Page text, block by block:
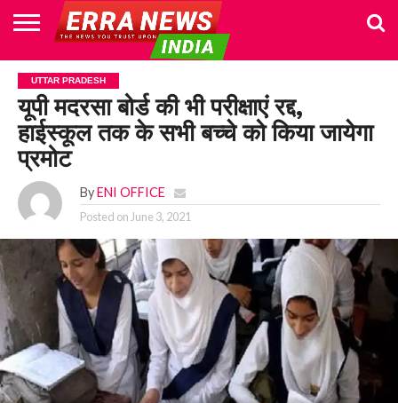
HOME
POLITICS
NEWS
BUSINESS
CULTURE
NATIONAL
SPORTS
LIFESTYLE
TRAVEL
OPINION
BREAKING
NEWS
ENTERTAINMENT
WORLD
CRIME
JOIN
US
UTTAR PRADESH
यूपी मदरसा बोर्ड की भी परीक्षाएं रद्द,
हाईस्कूल तक के सभी बच्चे को किया जायेगा
प्रमोट
By ENI OFFICE
Posted on June 3, 2021